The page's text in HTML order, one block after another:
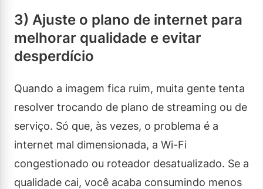
3) Ajuste o plano de internet para
melhorar qualidade e evitar
desperdício
Quando a imagem fica ruim, muita gente tenta
resolver trocando de plano de streaming ou de
serviço. Só que, às vezes, o problema é a
internet mal dimensionada, a Wi-Fi
congestionado ou roteador desatualizado. Se a
qualidade cai, você acaba consumindo menos